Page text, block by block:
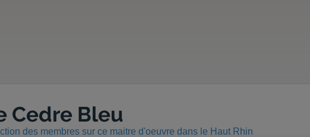
Cedre Bleu
des membres sur ce maitre d'oeuvre dans le Haut Rhin